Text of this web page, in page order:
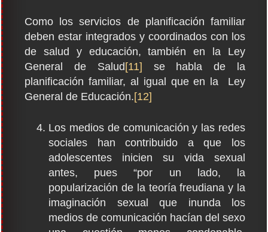
Como los servicios de planificación familiar
deben estar integrados y coordinados con los
de salud y educación, también en la Ley
General de Salud[11] se habla de la
planificación familiar, al igual que en la Ley
General de Educación.[12]
Los medios de comunicación y las redes
sociales han contribuido a que los
adolescentes inicien su vida sexual
antes, pues “por un lado, la
popularización de la teoría freudiana y la
imaginación sexual que inunda los
medios de comunicación hacían del sexo